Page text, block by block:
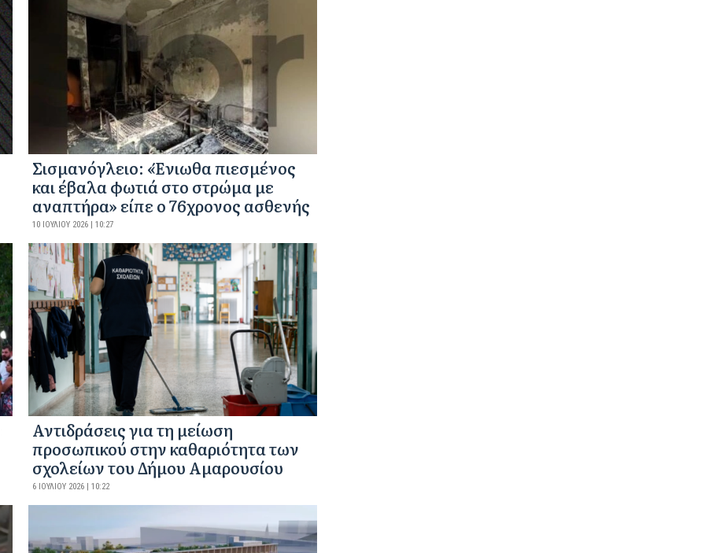
Σισμανόγλειο: «Ένιωθα πιεσμένος
και έβαλα φωτιά στο στρώμα με
αναπτήρα» είπε ο 76χρονος ασθενής
10 ΙΟΥΛΊΟΥ 2026 | 10:27
Αντιδράσεις για τη μείωση
προσωπικού στην καθαριότητα των
σχολείων του Δήμου Αμαρουσίου
6 ΙΟΥΛΊΟΥ 2026 | 10:22